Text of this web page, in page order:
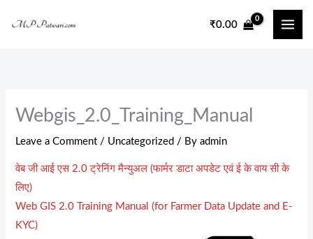
₹0.00
Webgis_2.0_Training_Manual
Leave a Comment / Uncategorized / Byadmin
वेब जी आई एस 2.0 ट्रेनिंग मैन्युअल (फार्मर डाटा अपडेट एवं ई के वाय सी के
लिए)
Web GIS 2.0 Training Manual (for Farmer Data Update and E-
KYC)